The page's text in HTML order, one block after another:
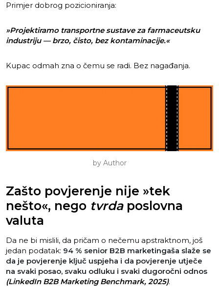
Primjer dobrog pozicioniranja:
»Projektiramo transportne sustave za farmaceutsku
industriju — brzo, čisto, bez kontaminacije.«
Kupac odmah zna o čemu se radi. Bez nagađanja.
by Author
Zašto povjerenje nije »tek
nešto«, nego tvrdaposlovna
valuta
Da ne bi mislili, da pričam o nečemu apstraktnom, još
jedan podatak: 94 % senior B2B marketingaša slaže se
da je povjerenje ključ uspjeha i da povjerenje utječe
na svaki posao, svaku odluku i svaki dugoročni odnos
(LinkedIn B2B Marketing Benchmark, 2025).